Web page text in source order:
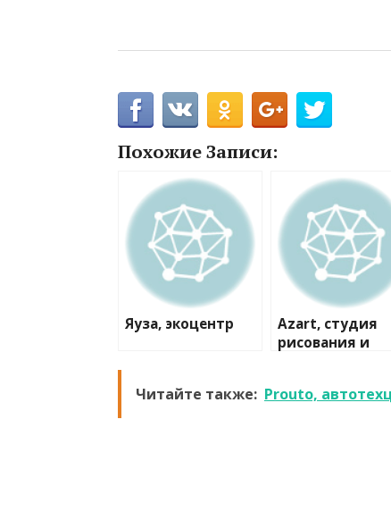
Похожие Записи:
Яуза, экоцентр
Azart, студия
рисования и
Читайте также: Prouto,